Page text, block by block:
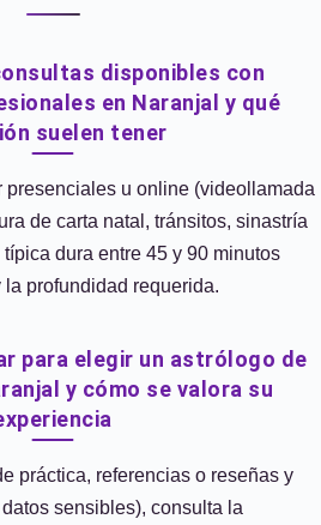
disponibles con
en Naranjal y qué
suelen tener
presenciales u online (videollamada
de carta natal, tránsitos, sinastría
dura entre 45 y 90 minutos
profundidad requerida.
para elegir un astrólogo de
y cómo se valora su
práctica, referencias o reseñas y
sensibles), consulta la